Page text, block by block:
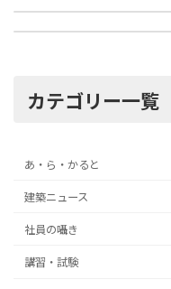
建築確認などで“認め印
カテゴリー一覧
あ・ら・かると
建築ニュース
社員の囁き
講習・試験